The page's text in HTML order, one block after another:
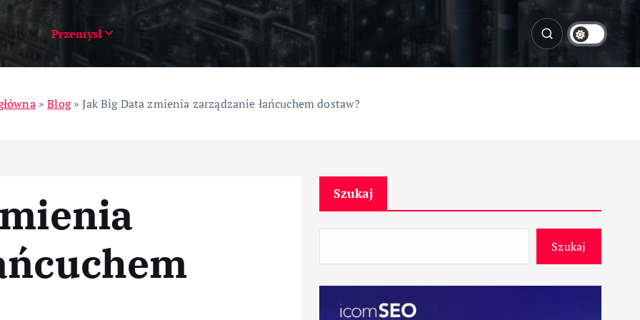
Przemysł
»Blog»Jak Big Data zmienia zarządzanie łańcuchem dostaw?
Szukaj
Szukaj